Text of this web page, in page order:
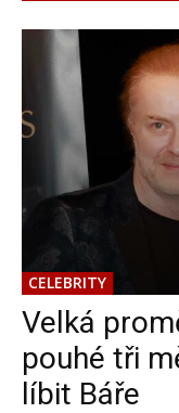
CELEBRITY
Velká
pouhé tři
líbit Báře